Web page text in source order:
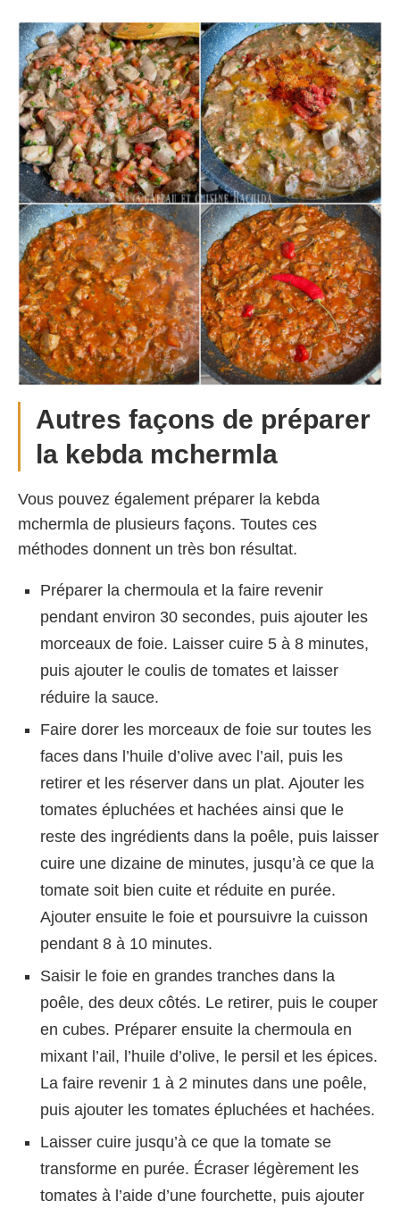
Autres façons de préparer
la kebda mchermla
Vous pouvez également préparer la kebda
mchermla de plusieurs façons. Toutes ces
méthodes donnent un très bon résultat.
Préparer la chermoula et la faire revenir
pendant environ 30 secondes, puis ajouter les
morceaux de foie. Laisser cuire 5 à 8 minutes,
puis ajouter le coulis de tomates et laisser
réduire la sauce.
Faire dorer les morceaux de foie sur toutes les
faces dans l’huile d’olive avec l’ail, puis les
retirer et les réserver dans un plat. Ajouter les
tomates épluchées et hachées ainsi que le
reste des ingrédients dans la poêle, puis laisser
cuire une dizaine de minutes, jusqu’à ce que la
tomate soit bien cuite et réduite en purée.
Ajouter ensuite le foie et poursuivre la cuisson
pendant 8 à 10 minutes.
Saisir le foie en grandes tranches dans la
poêle, des deux côtés. Le retirer, puis le couper
en cubes. Préparer ensuite la chermoula en
mixant l’ail, l’huile d’olive, le persil et les épices.
La faire revenir 1 à 2 minutes dans une poêle,
puis ajouter les tomates épluchées et hachées.
Laisser cuire jusqu’à ce que la tomate se
transforme en purée. Écraser légèrement les
tomates à l’aide d’une fourchette, puis ajouter